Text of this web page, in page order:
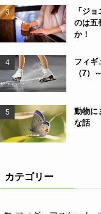
「ジ
のは五
か！
フィギ
（7）
動物に
な話
カテゴリー